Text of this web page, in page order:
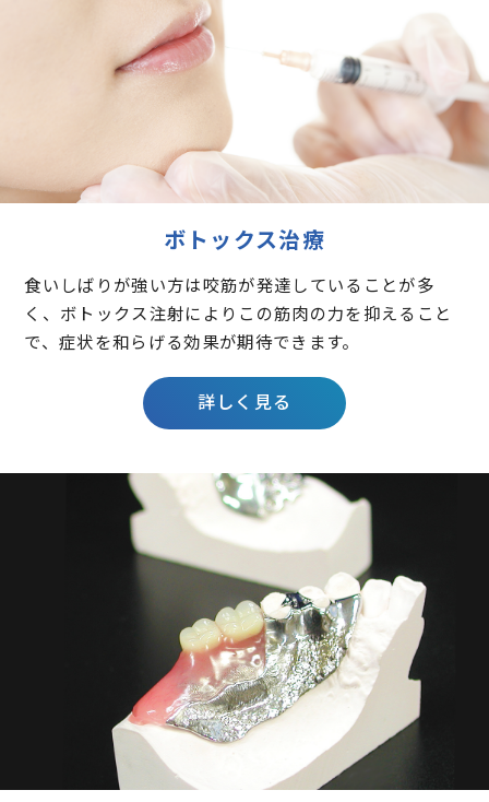
ボトックス治療
食いしばりが強い方は咬筋が発達していることが多
く、ボトックス注射によりこの筋肉の力を抑えること
で、症状を和らげる効果が期待できます。
詳しく見る